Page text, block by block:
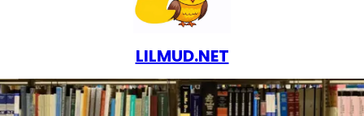
LILMUD.NET